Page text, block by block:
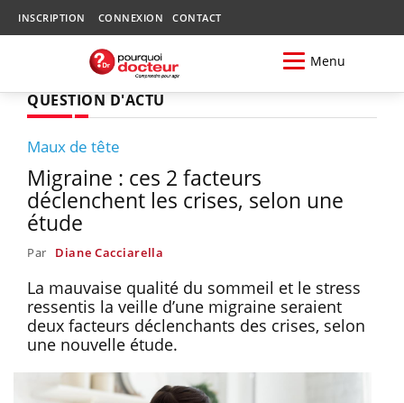
INSCRIPTION CONNEXION CONTACT
Menu
QUESTION D'ACTU
Maux de tête
Migraine : ces 2 facteurs
déclenchent les crises, selon une
étude
Par Diane Cacciarella
La mauvaise qualité du sommeil et le stress
ressentis la veille d’une migraine seraient
deux facteurs déclenchants des crises, selon
une nouvelle étude.